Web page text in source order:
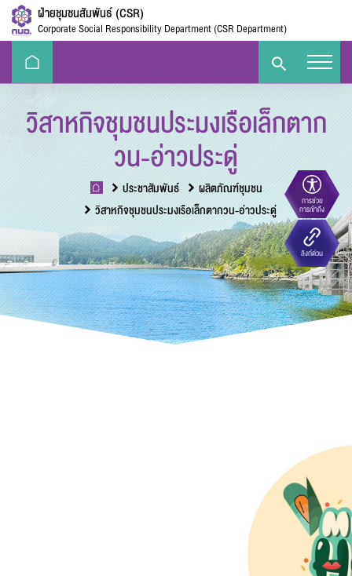
ฝ่ายชุมชนสัมพันธ์ (CSR)
Corporate Social Responsibility Department (CSR Department)
ขนาดตัวอักษร
ความตัดกันของสี
การช่วย
การเข้าถึง
Eco-
Challenge
e-Library Handbook E-PP ลิงก์ด่วน
วิสาหกิจชุมชนประมงเรือเล็กตาก
วน-อ่าวประดู่
ประชาสัมพันธ์
ผลิตภัณฑ์ชุมชน
วิสาหกิจชุมชนประมงเรือเล็กตากวน-อ่าวประดู่